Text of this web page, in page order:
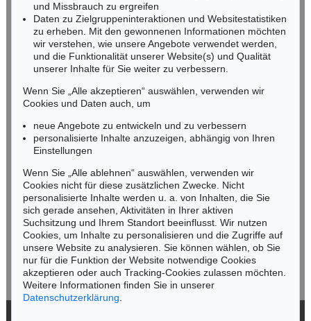
Auktion 535 - Lot 2
K. GROSSE
Ohne Titel, 2003
Ergebnis:€ 237.500
Auktion 530 - Lot 100
infoheidelberg@kettererkunst.de
NORDDEUTSCHLAND
Nico Kassel, M.A.
Tel.: +49 (0)89 55244-164
Mobil: +49 (0)171 8618661
n.kassel@kettererkunst.de
Keine Auktion mehr verpassen!
Wir informieren Sie rechtzeitig.
Jetzt zum Newsletter anmelden >
und Missbrauch zu ergreifen
Daten zu Zielgruppeninteraktionen und Websitestatistiken
zu erheben. Mit den gewonnenen Informationen möchten
wir verstehen, wie unsere Angebote verwendet werden,
und die Funktionalität unserer Website(s) und Qualität
unserer Inhalte für Sie weiter zu verbessern.
Wenn Sie „Alle akzeptieren“ auswählen, verwenden wir
Cookies und Daten auch, um
neue Angebote zu entwickeln und zu verbessern
personalisierte Inhalte anzuzeigen, abhängig von Ihren
Einstellungen
Wenn Sie „Alle ablehnen“ auswählen, verwenden wir
Cookies nicht für diese zusätzlichen Zwecke. Nicht
personalisierte Inhalte werden u. a. von Inhalten, die Sie
sich gerade ansehen, Aktivitäten in Ihrer aktiven
Suchsitzung und Ihrem Standort beeinflusst. Wir nutzen
Cookies, um Inhalte zu personalisieren und die Zugriffe auf
unsere Website zu analysieren. Sie können wählen, ob Sie
nur für die Funktion der Website notwendige Cookies
akzeptieren oder auch Tracking-Cookies zulassen möchten.
Weitere Informationen finden Sie in unserer
Datenschutzerklärung